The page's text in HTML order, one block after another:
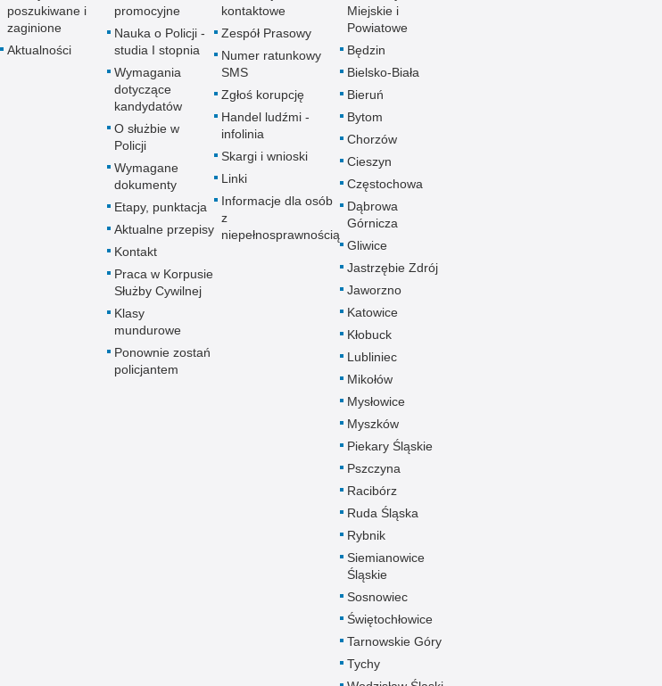
poszukiwane i
zaginione
Aktualności
promocyjne
Nauka o Policji -
studia I stopnia
Wymagania
dotyczące
kandydatów
O służbie w
Policji
Wymagane
dokumenty
Etapy, punktacja
Aktualne przepisy
Kontakt
Praca w Korpusie
Służby Cywilnej
Klasy
mundurowe
Ponownie zostań
policjantem
kontaktowe
Zespół Prasowy
Numer ratunkowy
SMS
Zgłoś korupcję
Handel ludźmi -
infolinia
Skargi i wnioski
Linki
Informacje dla osób
z
niepełnosprawnością
Miejskie i
Powiatowe
Będzin
Bielsko-Biała
Bieruń
Bytom
Chorzów
Cieszyn
Częstochowa
Dąbrowa
Górnicza
Gliwice
Jastrzębie Zdrój
Jaworzno
Katowice
Kłobuck
Lubliniec
Mikołów
Mysłowice
Myszków
Piekary Śląskie
Pszczyna
Racibórz
Ruda Śląska
Rybnik
Siemianowice
Śląskie
Sosnowiec
Świętochłowice
Tarnowskie Góry
Tychy